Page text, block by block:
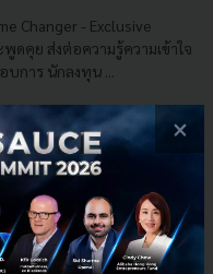
Changer - Exclusive
ดคุย ส่งต่อความรู้ความเข้าใจ
การ นักลงทุน ...
×